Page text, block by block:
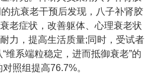
抗衰老干预后发现，八子补肾胶
老症状，改善躯体、心理衰老状
力，提高生活质量;同时，受试者
维系端粒稳定，进而抵御衰老”的
照组提高76.7%。